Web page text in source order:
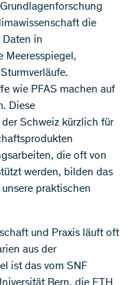
die
Daten in
Meeresspiegel,
wie PFAS machen auf
Diese
Schweiz kürzlich für
die oft von
werden, bilden das
praktischen
und Praxis läuft oft
aus der
ist das vom SNF